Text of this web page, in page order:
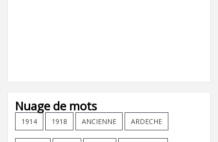
Nuage de mots
1914 1918 ANCIENNE ARDECHE